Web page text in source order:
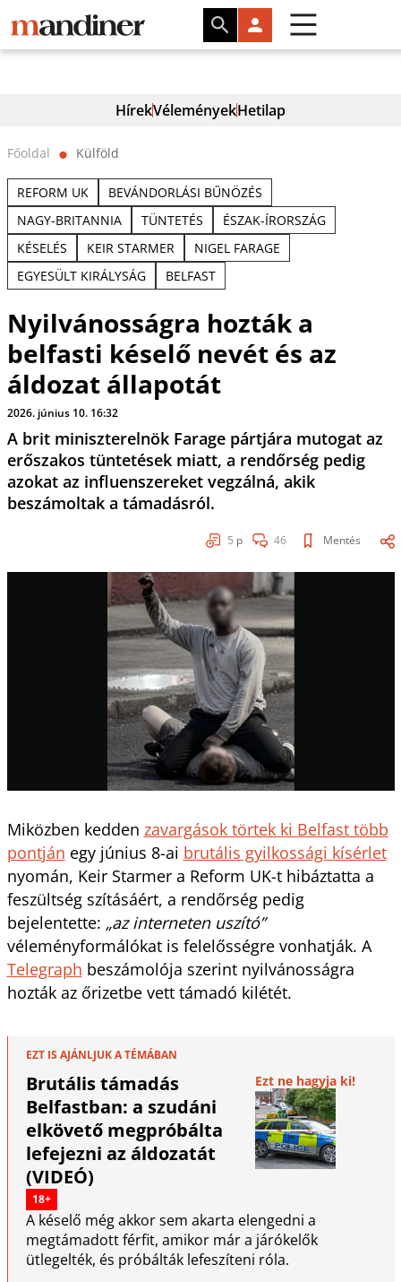
HírekVéleményekHetilap
Főoldal ⬤ Külföld
REFORM UK
BEVÁNDORLÁSI BŰNÖZÉS
NAGY-BRITANNIA
TÜNTETÉS
ÉSZAK-ÍRORSZÁG
KÉSELÉS
KEIR STARMER
NIGEL FARAGE
EGYESÜLT KIRÁLYSÁG
BELFAST
Nyilvánosságra hozták a
belfasti késelő nevét és az
áldozat állapotát
2026. június 10. 16:32
A brit miniszterelnök Farage pártjára mutogat az
erőszakos tüntetések miatt, a rendőrség pedig
azokat az influenszereket vegzálná, akik
beszámoltak a támadásról.
5 p 46 Mentés
Miközben kedden zavargások törtek ki Belfast több
pontján egy június 8-ai brutális gyilkossági kísérlet
nyomán, Keir Starmer a Reform UK-t hibáztatta a
feszültség szításáért, a rendőrség pedig
bejelentette: „az interneten uszító”
véleményformálókat is felelősségre vonhatják. A
Telegraph beszámolója szerint nyilvánosságra
hozták az őrizetbe vett támadó kilétét.
EZT IS AJÁNLJUK A TÉMÁBAN
Brutális támadás
Belfastban: a szudáni
elkövető megpróbálta
lefejezni az áldozatát
(VIDEÓ)
Ezt ne hagyja ki!
18+
A késelő még akkor sem akarta elengedni a
megtámadott férfit, amikor már a járókelők
ütlegelték, és próbálták lefeszíteni róla.